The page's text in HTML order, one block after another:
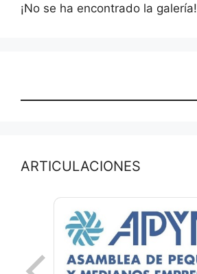
¡No se ha encontrado la galería!
ARTICULACIONES